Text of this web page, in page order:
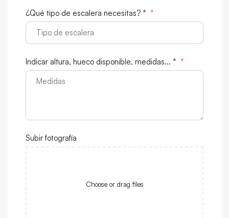
¿Qué tipo de escalera necesitas? * *
Indicar altura, hueco disponible, medidas... * *
Subir fotografía
Choose or drag files